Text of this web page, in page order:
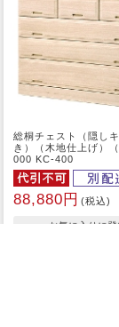
総桐チェスト（隠し
き）（木地仕上げ）
000 KC-400
88,880円 (税込)